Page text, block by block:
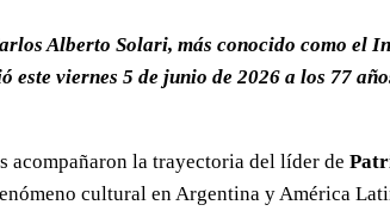
Alberto Solari, más conocido como el
viernes 5 de junio de 2026 a los 77
acompañaron la trayectoria del líder de
cultural en Argentina y América